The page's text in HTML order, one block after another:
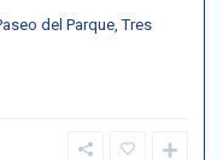
del Parque, Tres